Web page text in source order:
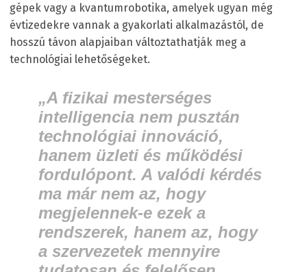
gépek vagy a kvantumrobotika, amelyek ugyan még
évtizedekre vannak a gyakorlati alkalmazástól, de
hosszú távon alapjaiban változtathatják meg a
technológiai lehetőségeket.
„A fizikai mesterséges
intelligencia nem pusztán
technológiai innováció,
hanem üzleti és működési
fordulópont. A valódi kérdés
ma már nem az, hogy
megjelennek-e ezek a
rendszerek, hanem az, hogy
a szervezetek mennyire